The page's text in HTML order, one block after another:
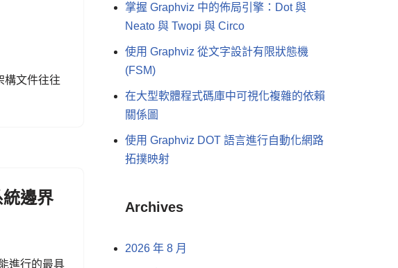
構文件往往
邊界
進行的最具
掌握 Graphviz 中的佈局引擎：Dot 與
Neato 與 Twopi 與 Circo
使用 Graphviz 從文字設計有限狀態機
(FSM)
在大型軟體程式碼庫中可視化複雜的依賴
關係圖
使用 Graphviz DOT 語言進行自動化網路
拓撲映射
Archives
2026 年 8 月